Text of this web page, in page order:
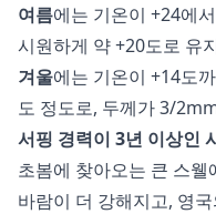
여름에는 기온이 +24에
시원하게 약 +20도로 유
겨울에는 기온이 +14도
도 정도로, 두께가 3/
서핑 경력이 3년 이상인
초봄에 찾아오는 큰 스
바람이 더 강해지고, 영